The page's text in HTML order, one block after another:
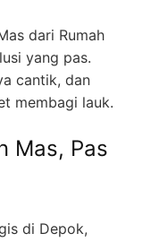
dari Rumah
yang pas.
cantik, dan
membagi lauk.
Mas, Pas
di Depok,